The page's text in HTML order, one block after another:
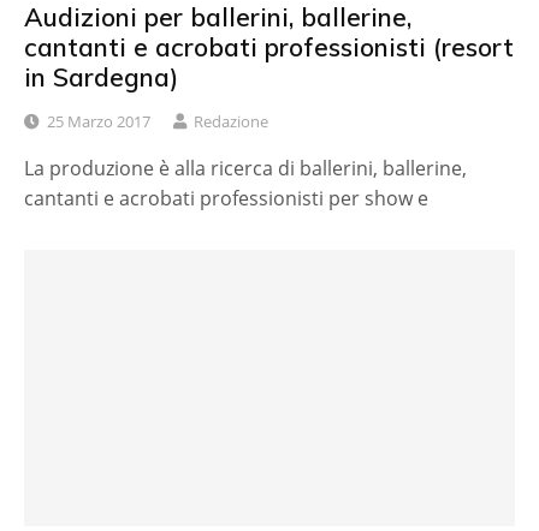
Audizioni per ballerini, ballerine,
cantanti e acrobati professionisti (resort
in Sardegna)
25 Marzo 2017 Redazione
La produzione è alla ricerca di ballerini, ballerine,
cantanti e acrobati professionisti per show e